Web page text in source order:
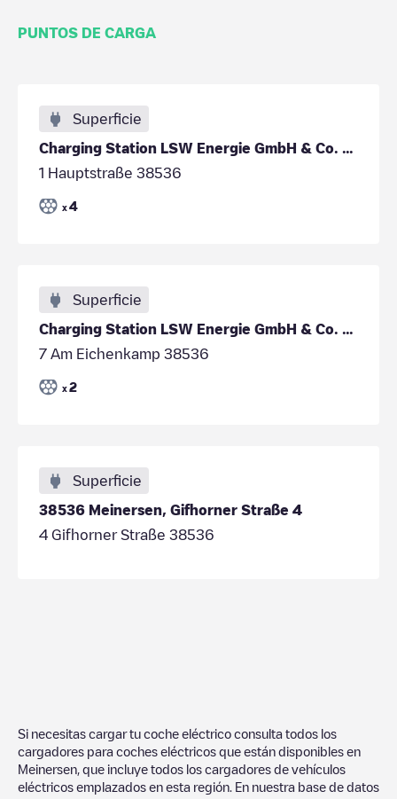
PUNTOS DE CARGA
Superficie
Charging Station LSW Energie GmbH & Co. KG
1 Hauptstraße 38536
x 4
Superficie
Charging Station LSW Energie GmbH & Co. KG
7 Am Eichenkamp 38536
x 2
Superficie
38536 Meinersen, Gifhorner Straße 4
4 Gifhorner Straße 38536
Si necesitas cargar tu coche eléctrico consulta todos los
cargadores para coches eléctricos que están disponibles en
Meinersen , que incluye todos los cargadores de vehículos
eléctricos emplazados en esta región. En nuestra base de datos